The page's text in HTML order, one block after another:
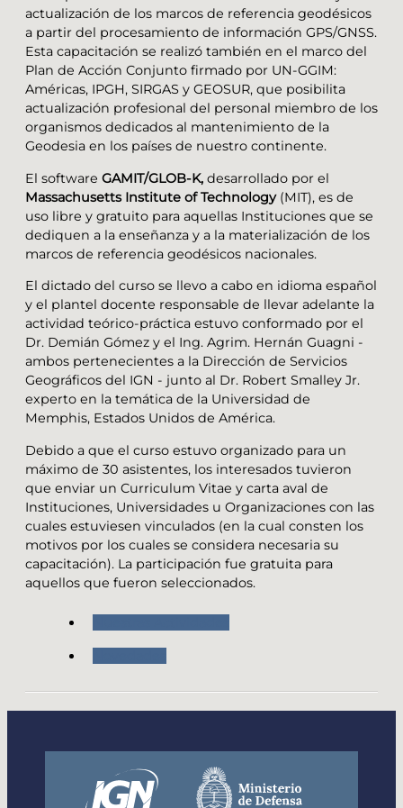
actualización de los marcos de referencia geodésicos
a partir del procesamiento de información GPS/GNSS.
Esta capacitación se realizó también en el marco del
Plan de Acción Conjunto firmado por UN-GGIM:
Américas, IPGH, SIRGAS y GEOSUR, que posibilita
actualización profesional del personal miembro de los
organismos dedicados al mantenimiento de la
Geodesia en los países de nuestro continente.
El software GAMIT/GLOB-K, desarrollado por el
Massachusetts Institute of Technology(MIT), es de
uso libre y gratuito para aquellas Instituciones que se
dediquen a la enseñanza y a la materialización de los
marcos de referencia geodésicos nacionales.
El dictado del curso se llevo a cabo en idioma español
y el plantel docente responsable de llevar adelante la
actividad teórico-práctica estuvo conformado por el
Dr. Demián Gómez y el Ing. Agrim. Hernán Guagni -
ambos pertenecientes a la Dirección de Servicios
Geográficos del IGN - junto al Dr. Robert Smalley Jr.
experto en la temática de la Universidad de
Memphis, Estados Unidos de América.
Debido a que el curso estuvo organizado para un
máximo de 30 asistentes, los interesados tuvieron
que enviar un Curriculum Vitae y carta aval de
Instituciones, Universidades u Organizaciones con las
cuales estuviesen vinculados (en la cual consten los
motivos por los cuales se considera necesaria su
capacitación). La participación fue gratuita para
aquellos que fueron seleccionados.